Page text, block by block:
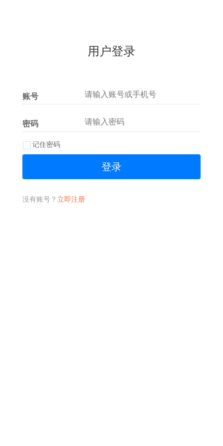
用户登录
账号
密码
记住密码
登录
没有账号？ 立即注册